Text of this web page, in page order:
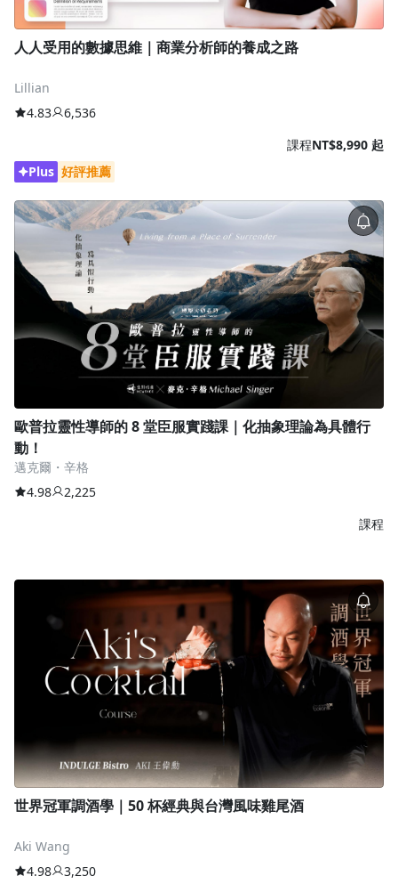
人人受用的數據思維｜商業分析師的養成之路
Lillian
4.83
6,536
課程NT$8,990 起
Plus 好評推薦
歐普拉靈性導師的 8 堂臣服實踐課｜化抽象理論為具體行
動！
邁克爾・辛格
4.98
2,225
課程
世界冠軍調酒學｜50 杯經典與台灣風味雞尾酒
Aki Wang
4.98
3,250